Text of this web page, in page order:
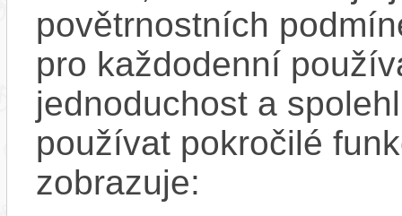
povětrnostních
pro každodenní
jednoduchost a
používat pokročilé
zobrazuje: